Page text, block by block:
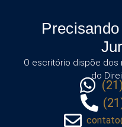
O escritório dispõe dos
do